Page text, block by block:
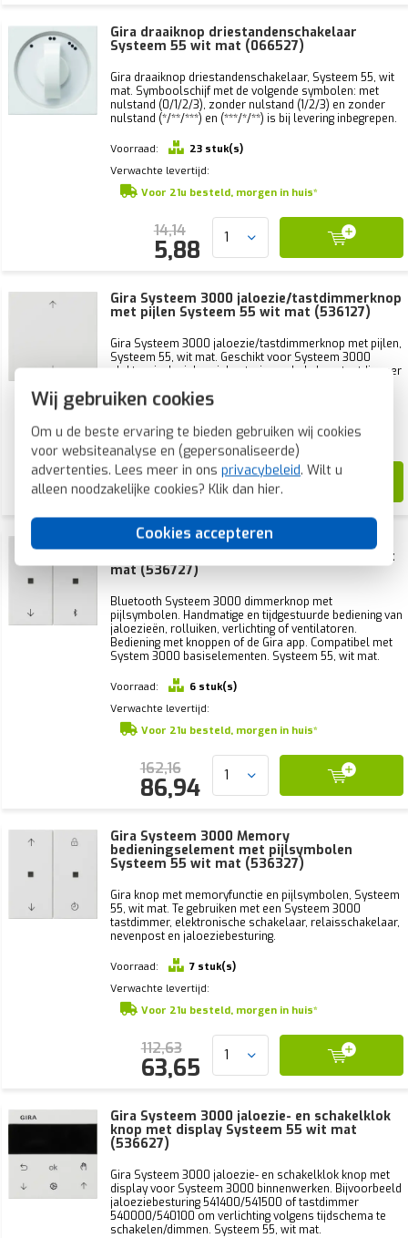
Wij gebruiken cookies
Om u de beste ervaring te bieden gebruiken wij cookies
voor websiteanalyse en (gepersonaliseerde)
advertenties. Lees meer in ons privacybeleid. Wilt u
alleen noodzakelijke cookies? Klik dan hier.
Cookies accepteren
Gira draaiknop driestandenschakelaar
Systeem 55 wit mat (066527)
Gira draaiknop driestandenschakelaar, Systeem 55, wit
mat. Symboolschijf met de volgende symbolen: met
nulstand (0/1/2/3), zonder nulstand (1/2/3) en zonder
nulstand (*/**/***) en (***/*/**) is bij levering inbegrepen.
Voorraad:
23 stuk(s)
Verwachte levertijd:
Voor 21u besteld, morgen in huis*
14,14
5,88
Gira Systeem 3000 jaloezie/tastdimmerknop
met pijlen Systeem 55 wit mat (536127)
Gira Systeem 3000 jaloezie/tastdimmerknop met pijlen,
Systeem 55, wit mat. Geschikt voor Systeem 3000
elektronische jaloeziebesturing, schakelaar, tastdimmer
Verwachte levertijd:
1-2 weken
39,87
22,99
Gira Bluetooth bedieningselement met
pijlsymbolen Systeem 3000 Systeem 55 wit
mat (536727)
Bluetooth Systeem 3000 dimmerknop met
pijlsymbolen. Handmatige en tijdgestuurde bediening van
jaloezieën, rolluiken, verlichting of ventilatoren.
Bediening met knoppen of de Gira app. Compatibel met
System 3000 basiselementen. Systeem 55, wit mat.
Voorraad:
6 stuk(s)
Verwachte levertijd:
Voor 21u besteld, morgen in huis*
162,16
86,94
Gira Systeem 3000 Memory
bedieningselement met pijlsymbolen
Systeem 55 wit mat (536327)
Gira knop met memoryfunctie en pijlsymbolen, Systeem
55, wit mat. Te gebruiken met een Systeem 3000
tastdimmer, elektronische schakelaar, relaisschakelaar,
nevenpost en jaloeziebesturing.
Voorraad:
7 stuk(s)
Verwachte levertijd:
Voor 21u besteld, morgen in huis*
112,63
63,65
Gira Systeem 3000 jaloezie- en schakelklok
knop met display Systeem 55 wit mat
(536627)
Gira Systeem 3000 jaloezie- en schakelklok knop met
display voor Systeem 3000 binnenwerken. Bijvoorbeeld
jaloeziebesturing 541400/541500 of tastdimmer
540000/540100 om verlichting volgens tijdschema te
schakelen/dimmen. Systeem 55, wit mat.